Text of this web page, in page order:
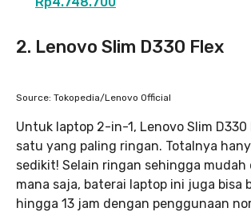
2. Lenovo Slim D330 Flex
Source: Tokopedia/Lenovo Official
Untuk laptop 2-in-1, Lenovo Slim D330
satu yang paling ringan. Totalnya
sedikit! Selain ringan sehingga mudah
mana saja, baterai laptop ini juga bisa
hingga 13 jam dengan penggunaan